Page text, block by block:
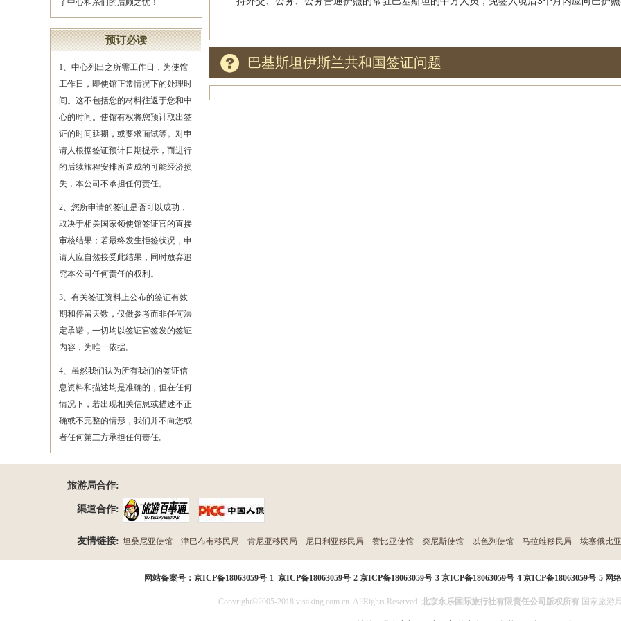
了中心和亲们的后顾之忧！
预订必读
1、中心列出之所需工作日，为使馆
工作日，即使馆正常情况下的处理时
间。这不包括您的材料往返于您和中
心的时间。使馆有权将您预计取出签
证的时间延期，或要求面试等。对申
请人根据签证预计日期提示，而进行
的后续旅程安排所造成的可能经济损
失，本公司不承担任何责任。
2、您所申请的签证是否可以成功，
取决于相关国家领使馆签证官的直接
审核结果；若最终发生拒签状况，申
请人应自然接受此结果，同时放弃追
究本公司任何责任的权利。
3、有关签证资料上公布的签证有效
期和停留天数，仅做参考而非任何法
定承诺，一切均以签证官签发的签证
内容，为唯一依据。
4、虽然我们认为所有我们的签证信
息资料和描述均是准确的，但在任何
情况下，若出现相关信息或描述不正
确或不完整的情形，我们并不向您或
者任何第三方承担任何责任。
巴基斯坦伊斯兰共和国签证问题
旅游局合作:
渠道合作:
友情链接: 坦桑尼亚使馆 津巴布韦移民局 肯尼亚移民局 尼日利亚移民局 赞比亚使馆 突尼斯使馆 以色列使馆 马拉维移民局 埃塞俄比
网站备案号： 京ICP备18063059号-1 京ICP备18063059号-2 京ICP备18063059号-3 京ICP备18063059号-4 京ICP备18063059号-5 网
Copyright©2005-2018 visaking.com.cn. AllRights Reserved. 北京永乐国际旅行社有限责任公司版权所有 国家旅游